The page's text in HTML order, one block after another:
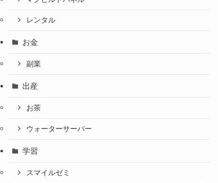
レンタル
お金
副業
出産
お茶
ウォーターサーバー
学習
スマイルゼミ